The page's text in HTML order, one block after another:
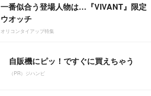
一番似合う登場人物は…『VIVANT』限定
ウオッチ
オリコンタイアップ特集
自販機にピッ！ですぐに買えちゃう
（PR）ジハンピ